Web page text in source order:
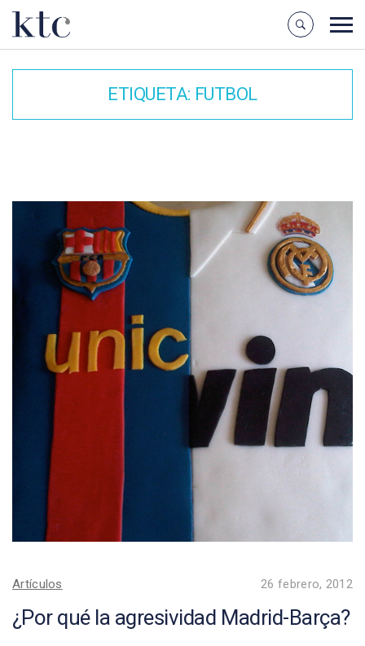
ETIQUETA: FUTBOL
Artículos 26 febrero, 2012
¿Por qué la agresividad Madrid-Barça?